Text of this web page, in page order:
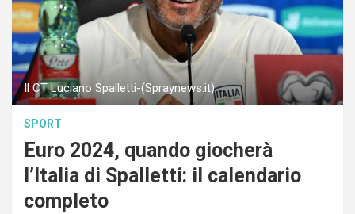
Il CT Luciano Spalletti-(Spraynews.it)
SPORT
Euro 2024, quando giocherà
l’Italia di Spalletti: il calendario
completo